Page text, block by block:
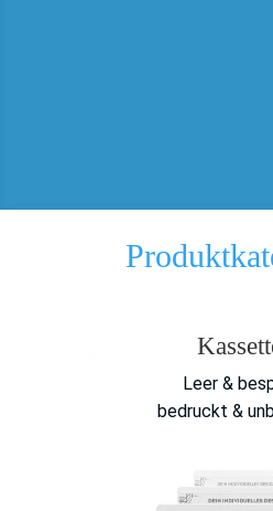
Leer &
bedruckt &